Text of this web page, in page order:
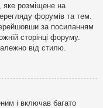
яке розміщене на
форумів та тем.
за посиланням
сторінці форуму.
від стилю.
і включав багато